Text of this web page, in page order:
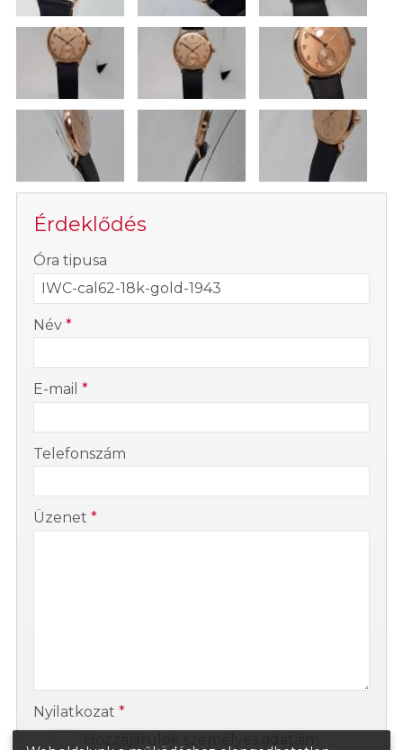
Érdeklődés
-
Óra tipusa
Név *
E-mail *
Telefonszám
Üzenet *
Nyilatkozat *